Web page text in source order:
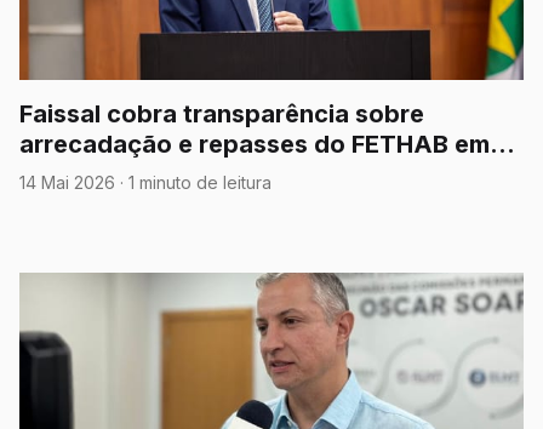
Faissal cobra transparência sobre
arrecadação e repasses do FETHAB em
Mato Grosso
14 Mai 2026 · 1 minuto de leitura